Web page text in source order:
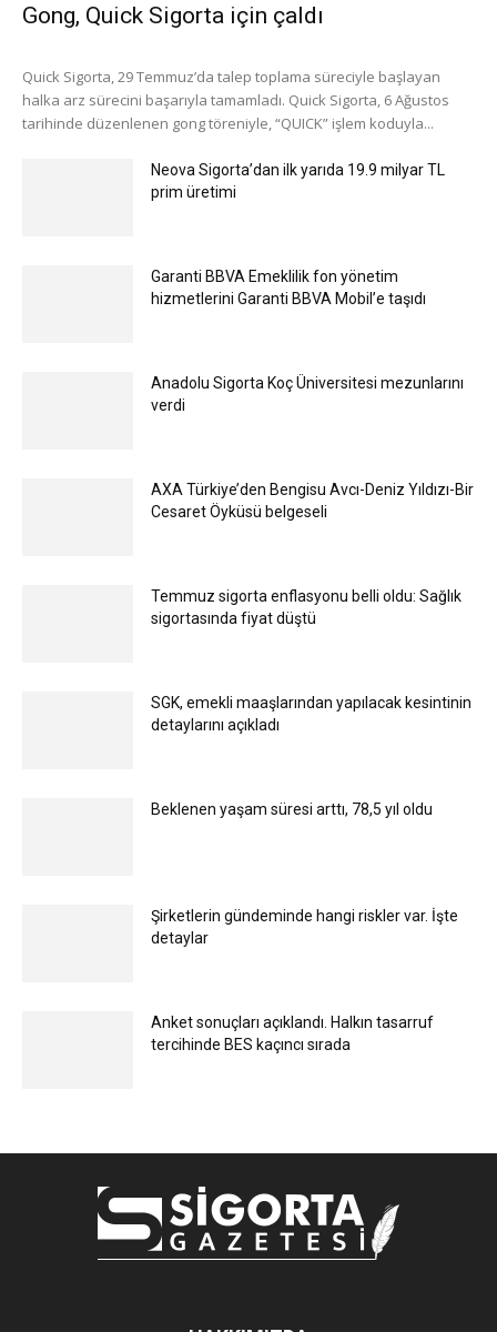
Gong, Quick Sigorta için çaldı
Quick Sigorta, 29 Temmuz’da talep toplama süreciyle başlayan
halka arz sürecini başarıyla tamamladı. Quick Sigorta, 6 Ağustos
tarihinde düzenlenen gong töreniyle, “QUICK” işlem koduyla...
Neova Sigorta’dan ilk yarıda 19.9 milyar TL
prim üretimi
Garanti BBVA Emeklilik fon yönetim
hizmetlerini Garanti BBVA Mobil’e taşıdı
Anadolu Sigorta Koç Üniversitesi mezunlarını
verdi
AXA Türkiye’den Bengisu Avcı-Deniz Yıldızı-Bir
Cesaret Öyküsü belgeseli
Temmuz sigorta enflasyonu belli oldu: Sağlık
sigortasında fiyat düştü
SGK, emekli maaşlarından yapılacak kesintinin
detaylarını açıkladı
Beklenen yaşam süresi arttı, 78,5 yıl oldu
Şirketlerin gündeminde hangi riskler var. İşte
detaylar
Anket sonuçları açıklandı. Halkın tasarruf
tercihinde BES kaçıncı sırada